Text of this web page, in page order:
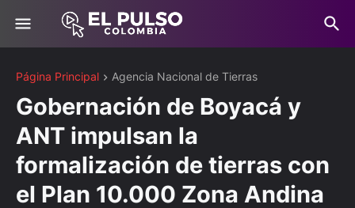
Página Principal Agencia Nacional de Tierras
Gobernación de Boyacá y
ANT impulsan la
formalización de tierras con
el Plan 10.000 Zona Andina